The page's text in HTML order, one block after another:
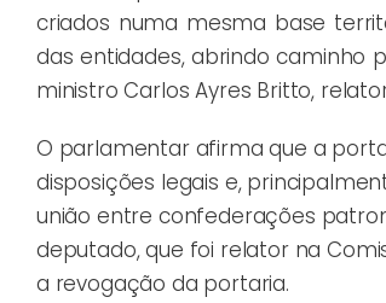
criados numa mesma base
das entidades, abrindo caminho
ministro Carlos Ayres Britto,
O parlamentar afirma que a
disposições legais e,
união entre confederações
deputado, que foi relator na
a revogação da portaria.